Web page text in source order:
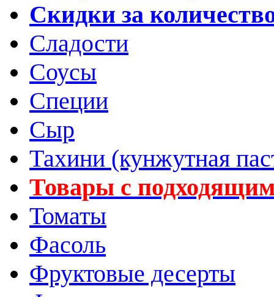
Скидки за
Сладости
Соусы
Специи
Сыр
Тахини (кунжутная
Товары с
Томаты
Фасоль
Фруктовые десерты